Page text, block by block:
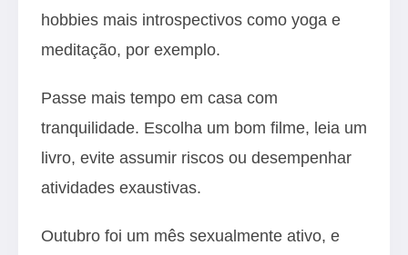
hobbies mais introspectivos como yoga e
meditação, por exemplo.
Passe mais tempo em casa com
tranquilidade. Escolha um bom filme, leia um
livro, evite assumir riscos ou desempenhar
atividades exaustivas.
Outubro foi um mês sexualmente ativo, e